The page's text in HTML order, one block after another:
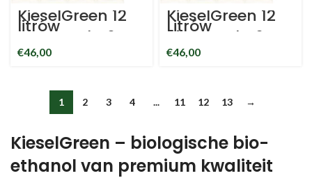
KieselGreen 12
litrów
bioetanolu 6x
aromat
lawendowy 6x
otoczenia i
kominków
stołowych
Etanol
lawendowy
€46,00
KieselGreen 12
Litrów
Bioetanolu 6x
Pomarańcza/Cy
namon 6x
pokojowych i
stołowych
€46,00
1 2 3 4 ... 11 12 13 →
KieselGreen – biologische bio-
ethanol van premium kwaliteit